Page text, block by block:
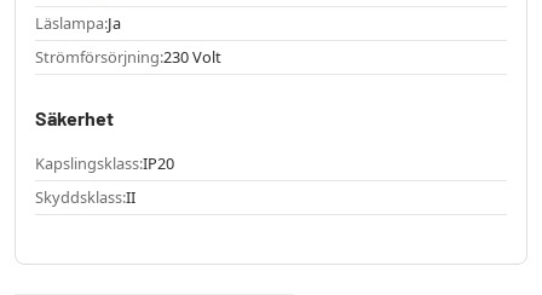
Läslampa:Ja
Strömförsörjning:230 Volt
Säkerhet
Kapslingsklass:IP20
Skyddsklass:II